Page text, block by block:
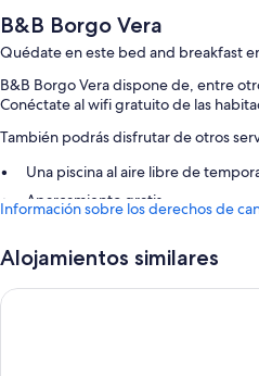
B&B Borgo Vera
Quédate en este bed and breakfast
B&B Borgo Vera dispone de, entre
Conéctate al wifi gratuito de las
También podrás disfrutar de otros
Una piscina al aire libre de
Aparcamiento gratis
para la compra de entradas y
Área para parrillas y una caja
Información sobre los derechos de
Alojamientos similares
Saturnia Tuscany Hotel